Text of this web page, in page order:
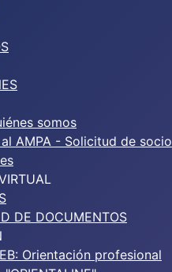
somos
AMPA - Solicitud de socio
DE DOCUMENTOS
Orientación profesional